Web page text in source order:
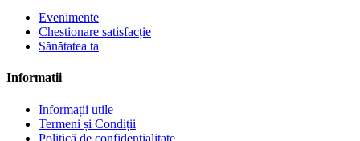
Evenimente
Chestionare satisfacție
Sănătatea ta
Informatii
Informații utile
Termeni și Condiții
Politică de confidențialitate